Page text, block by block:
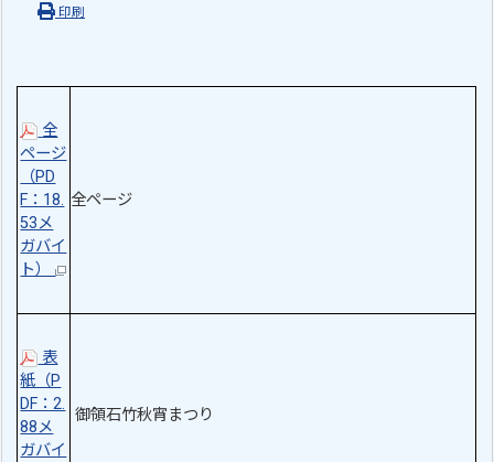
印刷
全
ページ
（PD
F：18.
53メ
ガバイ
ト）
全ページ
表
紙（P
DF：2.
88メ
ガバイ
御領石竹秋宵まつり